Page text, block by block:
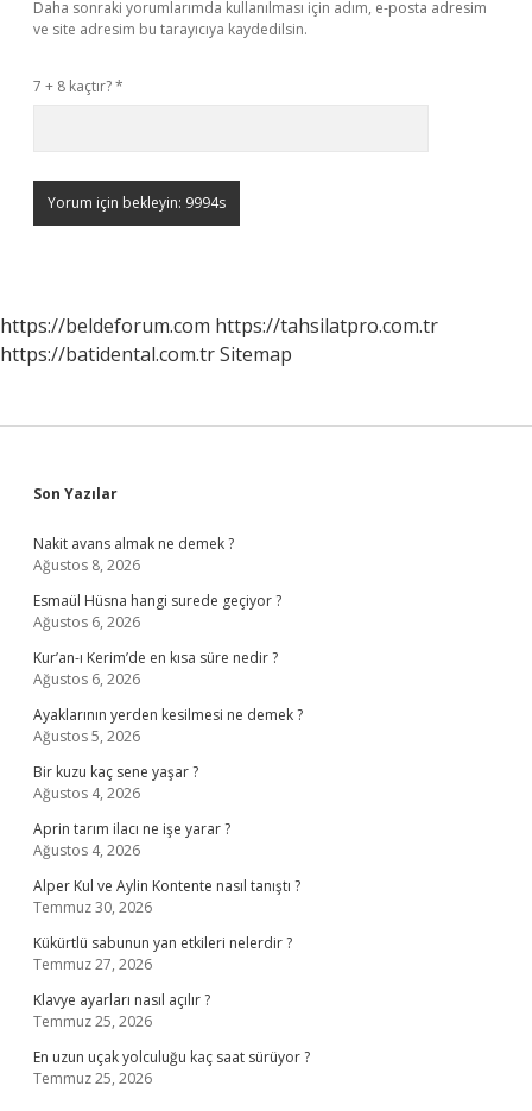
Daha sonraki yorumlarımda kullanılması için adım, e-posta adresim
ve site adresim bu tarayıcıya kaydedilsin.
7 + 8 kaçtır?*
https://beldeforum.com https://tahsilatpro.com.tr
https://batidental.com.trSitemap
Sidebar
Son Yazılar
Nakit avans almak ne demek ?
Ağustos 8, 2026
Esmaül Hüsna hangi surede geçiyor ?
Ağustos 6, 2026
Kur’an-ı Kerim’de en kısa süre nedir ?
Ağustos 6, 2026
Ayaklarının yerden kesilmesi ne demek ?
Ağustos 5, 2026
Bir kuzu kaç sene yaşar ?
Ağustos 4, 2026
Aprin tarım ilacı ne işe yarar ?
Ağustos 4, 2026
Alper Kul ve Aylin Kontente nasıl tanıştı ?
Temmuz 30, 2026
Kükürtlü sabunun yan etkileri nelerdir ?
Temmuz 27, 2026
Klavye ayarları nasıl açılır ?
Temmuz 25, 2026
En uzun uçak yolculuğu kaç saat sürüyor ?
Temmuz 25, 2026